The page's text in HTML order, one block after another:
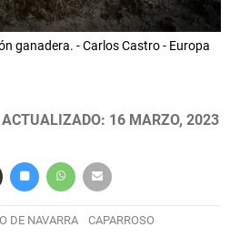
ganadera. - Carlos Castro - Europa
| ACTUALIZADO: 16 MARZO, 2023
DE NAVARRA
CAPARROSO